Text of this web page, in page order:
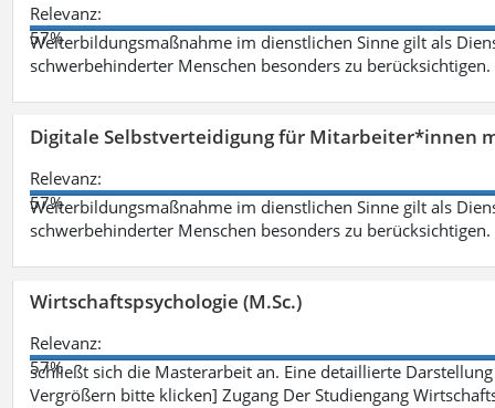
Relevanz:
57%
Weiterbildungsmaßnahme im dienstlichen Sinne gilt als
schwerbehinderter Menschen besonders zu berücksichtigen.
Digitale Selbstverteidigung für Mitarbeiter*innen
Relevanz:
57%
Weiterbildungsmaßnahme im dienstlichen Sinne gilt als
schwerbehinderter Menschen besonders zu berücksichtigen.
Wirtschaftspsychologie (M.Sc.)
Relevanz:
57%
schließt sich die Masterarbeit an. Eine detaillierte
Vergrößern bitte klicken] Zugang Der Studiengang